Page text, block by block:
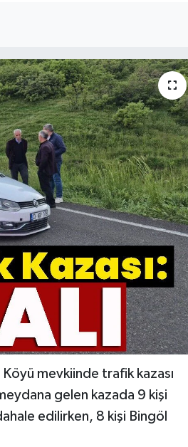
mevkiinde trafik kazası
gelen kazada 9 kişi
edilirken, 8 kişi Bingöl